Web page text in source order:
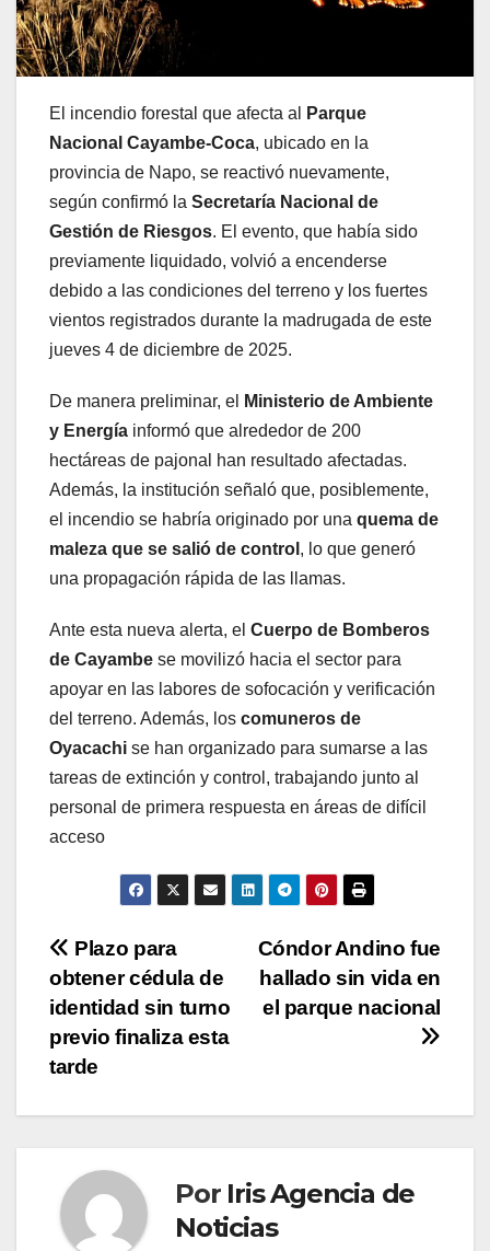
El incendio forestal que afecta al
Parque
Nacional Cayambe-Coca, ubicado en la
provincia de Napo, se reactivó nuevamente,
según confirmó la Secretaría Nacional de
Gestión de Riesgos. El evento, que había sido
previamente liquidado, volvió a encenderse
debido a las condiciones del terreno y los fuertes
vientos registrados durante la madrugada de este
jueves 4 de diciembre de 2025.
De manera preliminar, el
Ministerio de Ambiente
y Energía informó que alrededor de 200
hectáreas de pajonal han resultado afectadas.
Además, la institución señaló que, posiblemente,
el incendio se habría originado por una quema de
maleza que se salió de control , lo que generó
una propagación rápida de las llamas.
Ante esta nueva alerta, el Cuerpo de Bomberos
de Cayambe se movilizó hacia el sector para
apoyar en las labores de sofocación y verificación
del terreno. Además, los comuneros de
Oyacachi se han organizado para sumarse a las
tareas de extinción y control, trabajando junto al
personal de primera respuesta en áreas de difícil
acceso
Navegación
de
entradas
Cóndor Andino fue
hallado sin vida en
el parque nacional
Plazo para
obtener cédula de
identidad sin turno
previo finaliza esta
tarde
Por Iris Agencia de
Noticias